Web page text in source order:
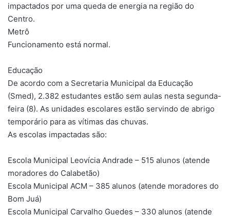
impactados por uma queda de energia na região do
Centro.
Metrô
Funcionamento está normal.
Educação
De acordo com a Secretaria Municipal da Educação
(Smed), 2.382 estudantes estão sem aulas nesta segunda-
feira (8). As unidades escolares estão servindo de abrigo
temporário para as vítimas das chuvas.
As escolas impactadas são:
Escola Municipal Leovícia Andrade – 515 alunos (atende
moradores do Calabetão)
Escola Municipal ACM – 385 alunos (atende moradores do
Bom Juá)
Escola Municipal Carvalho Guedes – 330 alunos (atende